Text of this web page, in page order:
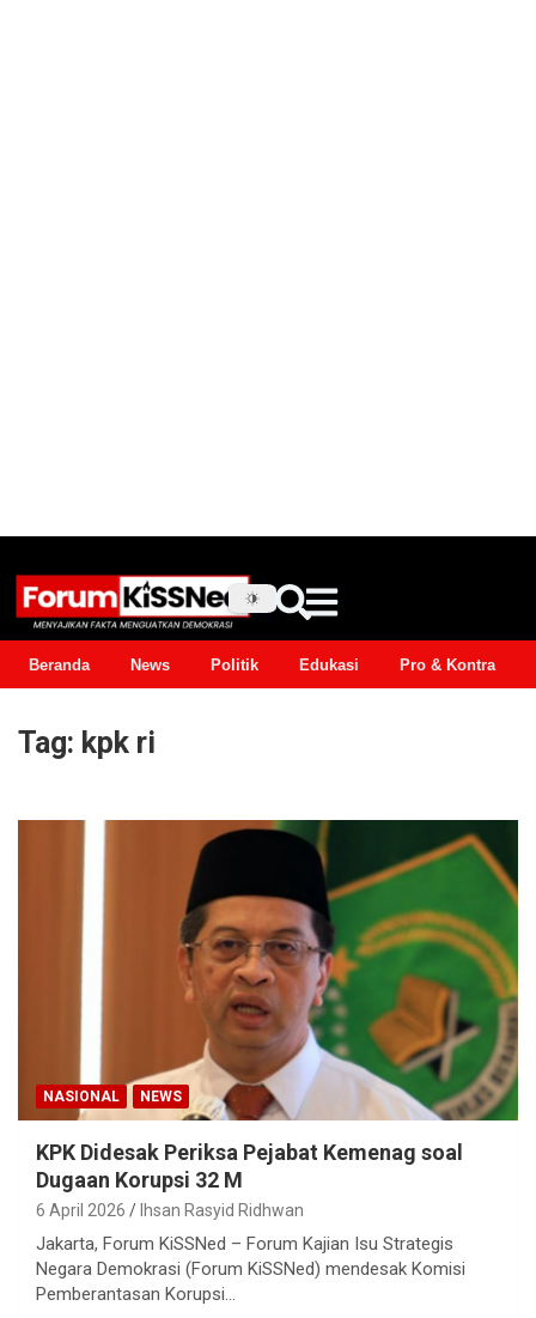
Beranda News Politik Edukasi Pro & Kontra
Tag: kpk ri
NASIONAL NEWS
KPK Didesak Periksa Pejabat Kemenag soal
Dugaan Korupsi 32 M
6 April 2026 Ihsan Rasyid Ridhwan
Jakarta, Forum KiSSNed – Forum Kajian Isu Strategis
Negara Demokrasi (Forum KiSSNed) mendesak Komisi
Pemberantasan Korupsi…